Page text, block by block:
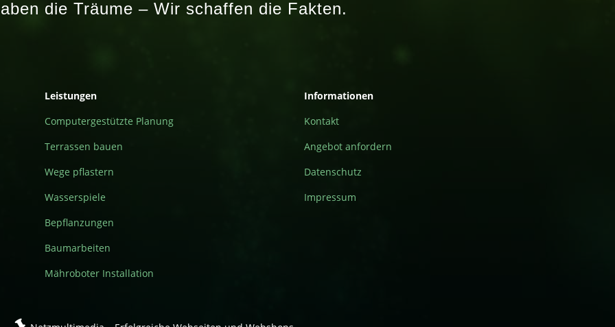
die Träume – Wir schaffen die Fakten.
Leistungen
Computergestützte Planung
Terrassen bauen
Wege pflastern
Wasserspiele
Bepflanzungen
Baumarbeiten
Mähroboter Installation
Informationen
Kontakt
Angebot anfordern
Datenschutz
Impressum